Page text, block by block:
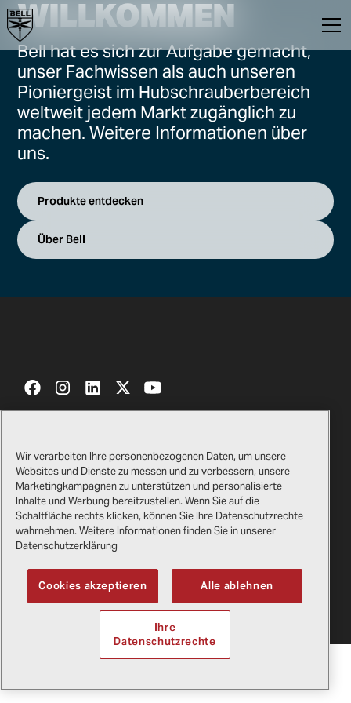
WILLKOMMEN
Bell hat es sich zur Aufgabe gemacht,
unser Fachwissen als auch unseren
Pioniergeist im Hubschrauberbereich
weltweit jedem Markt zugänglich zu
machen. Weitere Informationen über
uns.
Produkte entdecken
Über Bell
Kontakt
Bell-Geschenkshop
Lieferanten
Zertifikate
Rechtliches
Datenschutzerklärung
Copyright2026Bell Textron Inc.
Wir verarbeiten Ihre personenbezogenen Daten, um unsere
Websites und Dienste zu messen und zu verbessern, unsere
Marketingkampagnen zu unterstützen und personalisierte
Inhalte und Werbung bereitzustellen. Wenn Sie auf die
Schaltfläche rechts klicken, können Sie Ihre Datenschutzrechte
wahrnehmen. Weitere Informationen finden Sie in unserer
Datenschutzerklärung
Cookies akzeptieren Alle ablehnen
Ihre
Datenschutzrechte